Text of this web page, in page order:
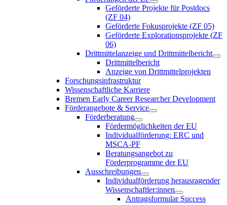
Geförderte Projekte für Postdocs
(ZF 04)
Geförderte Fokusprojekte (ZF 05)
Geförderte Explorationsprojekte (ZF
06)
Drittmittelanzeige und Drittmittelbericht
Drittmittelbericht
Anzeige von Drittmittelprojekten
Forschungsinfrastruktur
Wissenschaftliche Karriere
Bremen Early Career Researcher Development
Förderangebote & Service
Förderberatung
Fördermöglichkeiten der EU
Individualförderung: ERC und
MSCA-PF
Beratungsangebot zu
Förderprogramme der EU
Ausschreibungen
Individualförderung herausragender
Wissenschaftler:innen
Antragsformular Success